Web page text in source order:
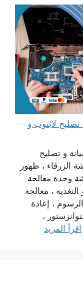
مهندس كمبيوتر الصليبية 65511033 تصليح لابتوب و
و تصليح
الزرقاء ، ظهور
وحدة معالجة
، معالجة
، إعادة
،
اقرأ المزيد